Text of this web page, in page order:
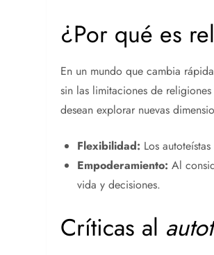
¿Por qué es
En un mundo que cambia
sin las limitaciones de
desean explorar nuevas
Flexibilidad: Los
Empoderamiento: Al
vida y decisiones.
Críticas al